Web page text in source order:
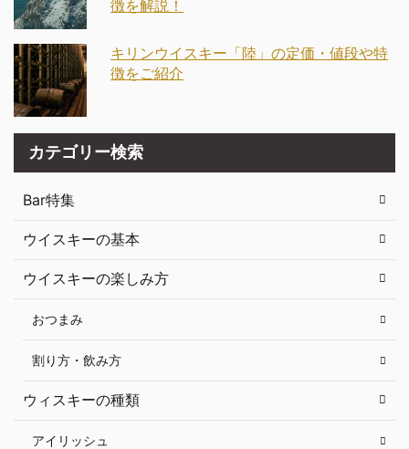
徴を解説！
キリンウイスキー「陸」の定価・値段や特
徴をご紹介
カテゴリー検索
Bar特集
ウイスキーの基本
ウイスキーの楽しみ方
おつまみ
割り方・飲み方
ウィスキーの種類
アイリッシュ